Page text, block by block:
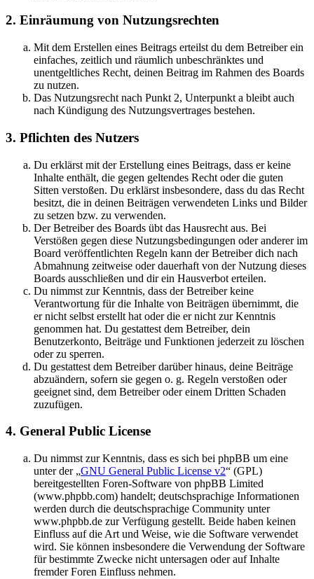
2. Einräumung von Nutzungsrechten
Mit dem Erstellen eines Beitrags erteilst du dem Betreiber ein
einfaches, zeitlich und räumlich unbeschränktes und
unentgeltliches Recht, deinen Beitrag im Rahmen des Boards
zu nutzen.
Das Nutzungsrecht nach Punkt 2, Unterpunkt a bleibt auch
nach Kündigung des Nutzungsvertrages bestehen.
3. Pflichten des Nutzers
Du erklärst mit der Erstellung eines Beitrags, dass er keine
Inhalte enthält, die gegen geltendes Recht oder die guten
Sitten verstoßen. Du erklärst insbesondere, dass du das Recht
besitzt, die in deinen Beiträgen verwendeten Links und Bilder
zu setzen bzw. zu verwenden.
Der Betreiber des Boards übt das Hausrecht aus. Bei
Verstößen gegen diese Nutzungsbedingungen oder anderer im
Board veröffentlichten Regeln kann der Betreiber dich nach
Abmahnung zeitweise oder dauerhaft von der Nutzung dieses
Boards ausschließen und dir ein Hausverbot erteilen.
Du nimmst zur Kenntnis, dass der Betreiber keine
Verantwortung für die Inhalte von Beiträgen übernimmt, die
er nicht selbst erstellt hat oder die er nicht zur Kenntnis
genommen hat. Du gestattest dem Betreiber, dein
Benutzerkonto, Beiträge und Funktionen jederzeit zu löschen
oder zu sperren.
Du gestattest dem Betreiber darüber hinaus, deine Beiträge
abzuändern, sofern sie gegen o. g. Regeln verstoßen oder
geeignet sind, dem Betreiber oder einem Dritten Schaden
zuzufügen.
4. General Public License
Du nimmst zur Kenntnis, dass es sich bei phpBB um eine
unter der „GNU General Public License v2“ (GPL)
bereitgestellten Foren-Software von phpBB Limited
(www.phpbb.com) handelt; deutschsprachige Informationen
werden durch die deutschsprachige Community unter
www.phpbb.de zur Verfügung gestellt. Beide haben keinen
Einfluss auf die Art und Weise, wie die Software verwendet
wird. Sie können insbesondere die Verwendung der Software
für bestimmte Zwecke nicht untersagen oder auf Inhalte
fremder Foren Einfluss nehmen.